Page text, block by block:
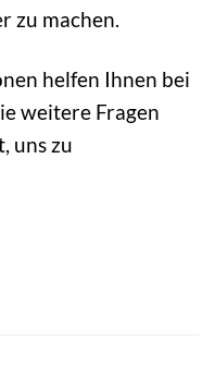
zu machen.
helfen Ihnen bei
weitere Fragen
uns zu